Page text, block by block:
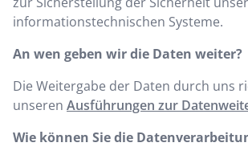
informationstechnischen Systeme.
An wen geben wir die Daten weiter?
Die Weitergabe der Daten durch uns
unseren Ausführungen zur
Wie können Sie die